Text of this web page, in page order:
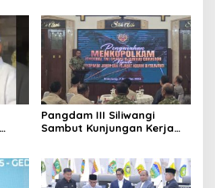
Pangdam III Siliwangi
Sambut Kunjungan Kerja